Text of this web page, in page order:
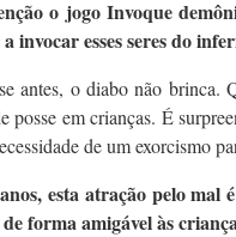
o jogo Invoque
invocar esses seres do
antes, o diabo não brinca.
posse em crianças. É
de um exorcismo
esta atração pelo mal
forma amigável às